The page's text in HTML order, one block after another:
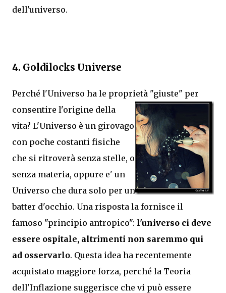
dell'universo.
4. Goldilocks Universe
Perché l'Universo ha le proprietà "giuste" per
consentire l'origine della
vita? L'Universo è un girovago
con poche costanti fisiche
che si ritroverà senza stelle, o
senza materia, oppure e' un
Universo che dura solo per un
batter d'occhio. Una risposta la fornisce il
famoso "principio antropico": l'universo ci deve
essere ospitale, altrimenti non saremmo qui
ad osservarlo. Questa idea ha recentemente
acquistato maggiore forza, perché la Teoria
dell'Inflazione suggerisce che vi può essere